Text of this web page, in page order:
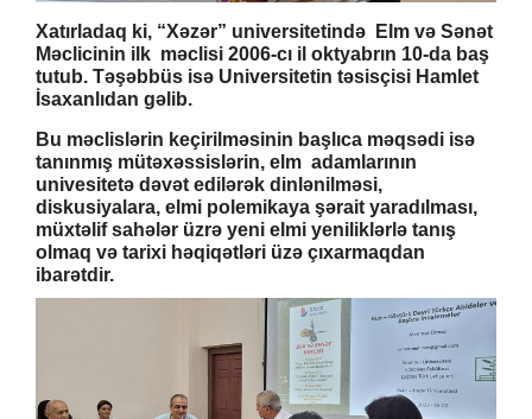
Xatırladaq ki, “Xəzər” universitetində Elm və Sənət
Məclicinin ilk məclisi 2006-cı il oktyabrın 10-da baş
tutub. Təşəbbüs isə Universitetin təsisçisi Hamlet
İsaxanlıdan gəlib.
Bu məclislərin keçirilməsinin başlıca məqsədi isə
tanınmış mütəxəssislərin, elm adamlarının
univesitetə dəvət edilərək dinlənilməsi,
diskusiyalara, elmi polemikaya şərait yaradılması,
müxtəlif sahələr üzrə yeni elmi yeniliklərlə tanış
olmaq və tarixi həqiqətləri üzə çıxarmaqdan
ibarətdir.